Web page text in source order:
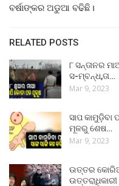
ବର୍ଷାଙ୍କର ଅଡୁଆ ବଢିଛି।
RELATED POSTS
୮ ସନ୍ତାନର
ସ-ମ୍ବନ୍ଧ,ତା…
Mar 9, 2023
ସାପ
ମୂଳରୁ ଶେଷ…
Mar 9, 2023
ଉତ୍ତର